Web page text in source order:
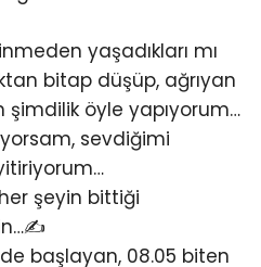
yaşadıkları mı
bitap düşüp, ağrıyan
öyle yapıyorum…
sevdiğimi
şeyin bittiği
başlayan, 08.05 biten